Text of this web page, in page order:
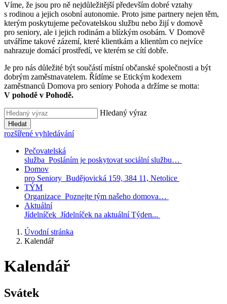
Víme, že jsou pro ně nejdůležitější především dobré vztahy
s rodinou a jejich osobní autonomie. Proto jsme partnery nejen těm,
kterým poskytujeme pečovatelskou službu nebo žijí v domově
pro seniory, ale i jejich rodinám a blízkým osobám. V Domově
utváříme takové zázemí, které klientkám a klientům co nejvíce
nahrazuje domácí prostředí, ve kterém se cítí dobře.
Je pro nás důležité být součástí místní občanské společnosti a být
dobrým zaměstnavatelem. Řídíme se Etickým kodexem
zaměstnanců Domova pro seniory Pohoda a držíme se motta:
V pohodě v Pohodě.
Hledaný výraz
Hledat
rozšířené vyhledávání
Pečovatelská
služba Posláním je poskytovat sociální službu…
Domov
pro Seniory Budějovická 159, 384 11, Netolice
TÝM
Organizace Poznejte tým našeho domova…
Aktuální
Jídelníček Jídelníček na aktuální Týden...
Úvodní stránka
Kalendář
Kalendář
Svátek